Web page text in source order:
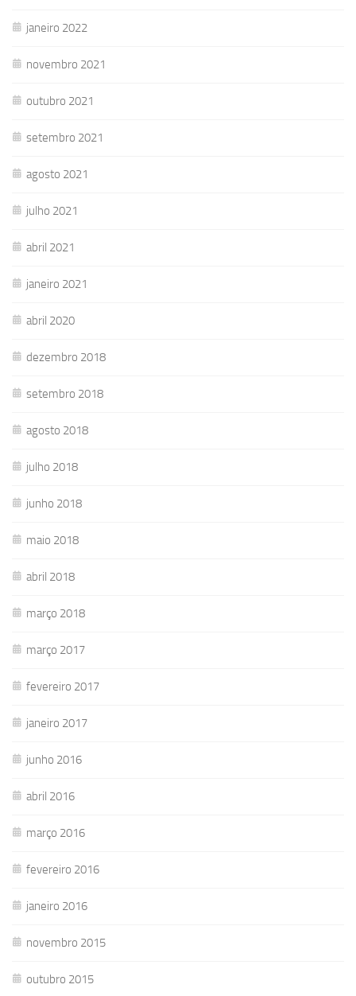
janeiro 2022
novembro 2021
outubro 2021
setembro 2021
agosto 2021
julho 2021
abril 2021
janeiro 2021
abril 2020
dezembro 2018
setembro 2018
agosto 2018
julho 2018
junho 2018
maio 2018
abril 2018
março 2018
março 2017
fevereiro 2017
janeiro 2017
junho 2016
abril 2016
março 2016
fevereiro 2016
janeiro 2016
novembro 2015
outubro 2015